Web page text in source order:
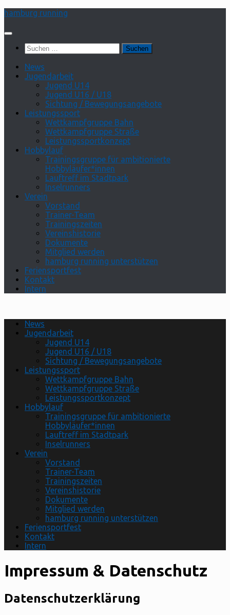
Zum
springen
hamburg running
Suchen
nach:
News
Jugendarbeit
Jugend U14
Jugend U16 / U18
Sichtung / Bewegungsangebote
Leistungssport
Wettkampfgruppe Bahn
Wettkampfgruppe Straße
Leistungssportkonzept
Hobbylauf
Trainingsgruppe für ambitionierte
Hobbyläufer*innen
Lauftreff im Stadtpark
Inselrunners
Verein
Vorstand
Trainer-Team
Trainingszeiten
Vereinshistorie
Dokumente
Mitglied werden
hamburg running unterstützen
Feriensportfest
Kontakt
Intern
News
Jugendarbeit
Jugend U14
Jugend U16 / U18
Sichtung / Bewegungsangebote
Leistungssport
Wettkampfgruppe Bahn
Wettkampfgruppe Straße
Leistungssportkonzept
Hobbylauf
Trainingsgruppe für ambitionierte
Hobbyläufer*innen
Lauftreff im Stadtpark
Inselrunners
Verein
Vorstand
Trainer-Team
Trainingszeiten
Vereinshistorie
Dokumente
Mitglied werden
hamburg running unterstützen
Feriensportfest
Kontakt
Intern
Impressum & Datenschutz
Datenschutzerklärung